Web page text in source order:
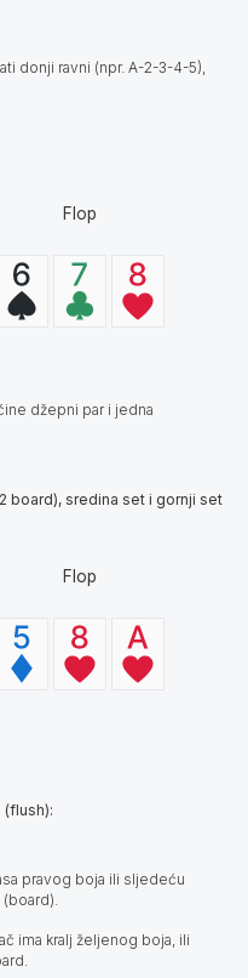
donji ravni (npr. A-2-3-4-5),
Flop
džepni par i jedna
board), sredina set i gornji set
Flop
pravog boja ili sljedeću
ima kralj željenog boja, ili